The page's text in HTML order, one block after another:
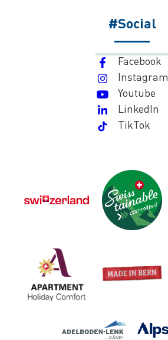
#Social
Facebook
Instagram
Youtube
LinkedIn
TikTok